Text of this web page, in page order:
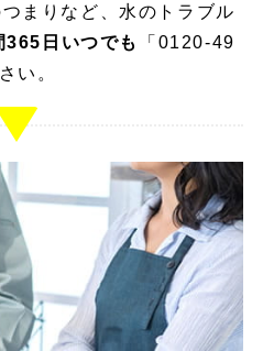
まりなど、水のトラブル
365日いつでも
「0120-49
い。